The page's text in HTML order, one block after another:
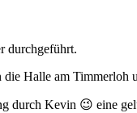
durchgeführt.
Halle am
durch Kevin 😉 eine